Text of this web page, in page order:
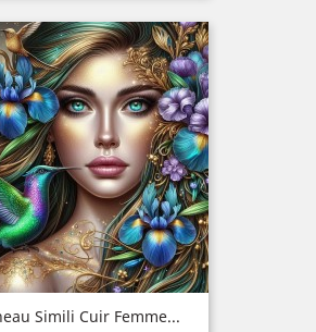
Simili Cuir Femme...